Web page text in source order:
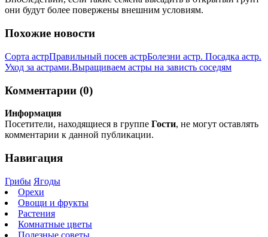
они будут более повержены внешним условиям.
Похожие новости
Сорта астрПравильный посев астрБолезни астр. Посадка астр.
Уход за астрами.Выращиваем астры на зависть соседям
Комментарии (0)
Информация
Посетители, находящиеся в группе Гости, не могут оставлять
комментарии к данной публикации.
Навигация
Грибы Ягоды
Орехи
Овощи и фрукты
Растения
Комнатные цветы
Полезные советы